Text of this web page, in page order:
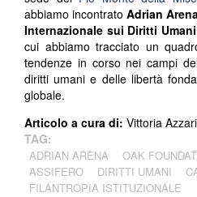
abbiamo incontrato Adrian
Internazionale sui Diritti
cui abbiamo tracciato un
tendenze in corso nei campi
diritti umani e delle libertà
globale.
Articolo a cura di: Vittoria
TAG:
ADRIAN ARENA OAK
ASSIFERO
DIRITTI UMANI
FILANTROPIA ISTITUZIONALE